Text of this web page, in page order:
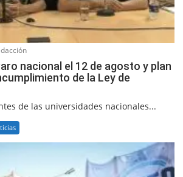
nacional el 12 de agosto y plan
de la Ley de
de las universidades nacionales...